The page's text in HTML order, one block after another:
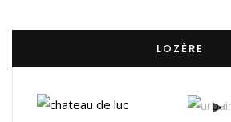
LOZÈRE